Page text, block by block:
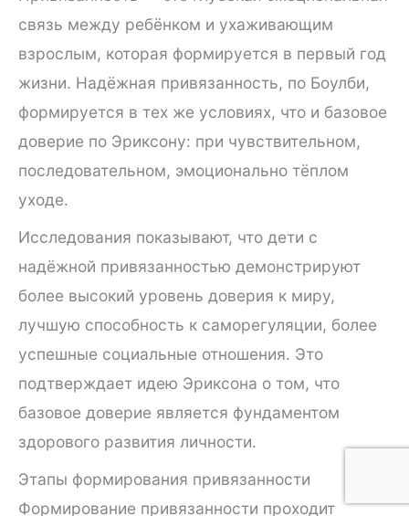
связь между ребёнком и ухаживающим
взрослым, которая формируется в первый год
жизни. Надёжная привязанность, по Боулби,
формируется в тех же условиях, что и базовое
доверие по Эриксону: при чувствительном,
последовательном, эмоционально тёплом
уходе.
Исследования показывают, что дети с
надёжной привязанностью демонстрируют
более высокий уровень доверия к миру,
лучшую способность к саморегуляции, более
успешные социальные отношения. Это
подтверждает идею Эриксона о том, что
базовое доверие является фундаментом
здорового развития личности.
Этапы формирования привязанности
Формирование привязанности проходит